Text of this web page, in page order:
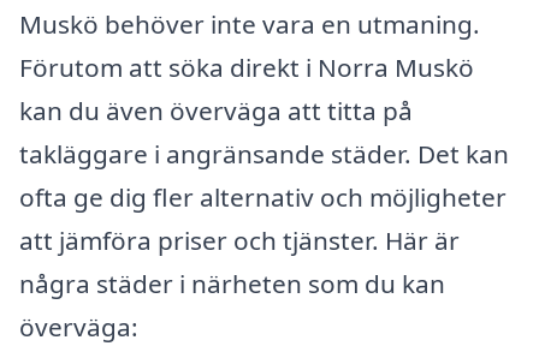
Muskö behöver inte vara en utmaning.
Förutom att söka direkt i Norra Muskö
kan du även överväga att titta på
takläggare i angränsande städer. Det kan
ofta ge dig fler alternativ och möjligheter
att jämföra priser och tjänster. Här är
några städer i närheten som du kan
överväga: